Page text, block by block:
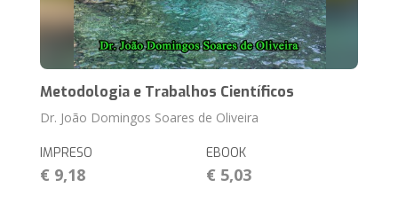
Metodologia e Trabalhos Científicos
Dr. João Domingos Soares de Oliveira
IMPRESO
€ 9,18
EBOOK
€ 5,03